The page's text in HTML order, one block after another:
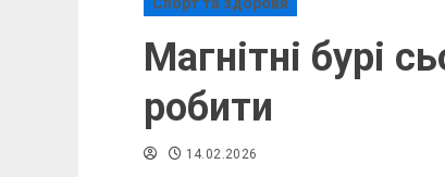
Магнітні бурі
робити
14.02.2026